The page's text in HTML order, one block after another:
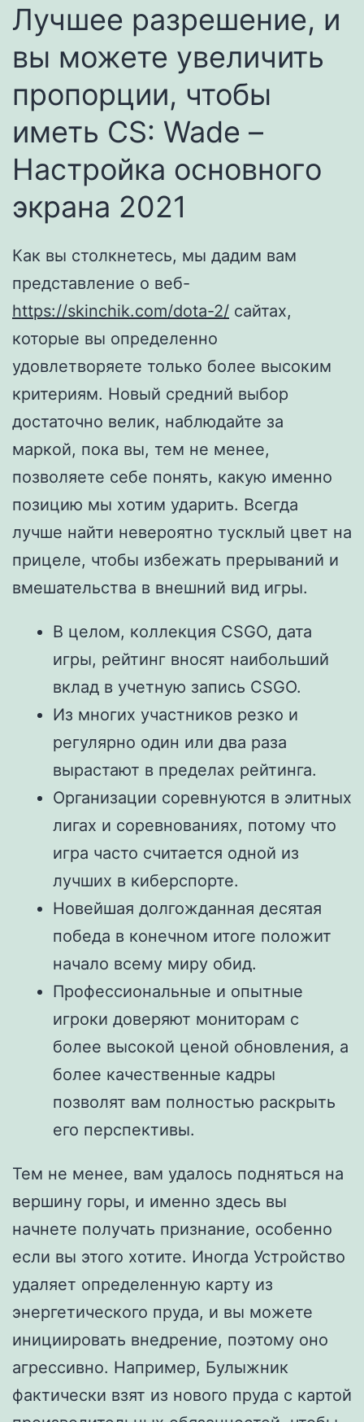
Лучшее разрешение, и
вы можете увеличить
пропорции, чтобы
иметь CS: Wade –
Настройка основного
экрана 2021
Как вы столкнетесь, мы дадим вам
представление о веб-
https://skinchik.com/dota-2/ сайтах,
которые вы определенно
удовлетворяете только более высоким
критериям. Новый средний выбор
достаточно велик, наблюдайте за
маркой, пока вы, тем не менее,
позволяете себе понять, какую именно
позицию мы хотим ударить. Всегда
лучше найти невероятно тусклый цвет на
прицеле, чтобы избежать прерываний и
вмешательства в внешний вид игры.
В целом, коллекция CSGO, дата
игры, рейтинг вносят наибольший
вклад в учетную запись CSGO.
Из многих участников резко и
регулярно один или два раза
вырастают в пределах рейтинга.
Организации соревнуются в элитных
лигах и соревнованиях, потому что
игра часто считается одной из
лучших в киберспорте.
Новейшая долгожданная десятая
победа в конечном итоге положит
начало всему миру обид.
Профессиональные и опытные
игроки доверяют мониторам с
более высокой ценой обновления, а
более качественные кадры
позволят вам полностью раскрыть
его перспективы.
Тем не менее, вам удалось подняться на
вершину горы, и именно здесь вы
начнете получать признание, особенно
если вы этого хотите. Иногда Устройство
удаляет определенную карту из
энергетического пруда, и вы можете
инициировать внедрение, поэтому оно
агрессивно. Например, Булыжник
фактически взят из нового пруда с картой